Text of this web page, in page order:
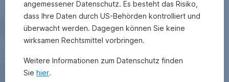
angemessener Datenschutz. Es besteht das Risiko,
dass Ihre Daten durch US-Behörden kontrolliert und
überwacht werden. Dagegen können Sie keine
wirksamen Rechtsmittel vorbringen.
Weitere Informationen zum Datenschutz finden
Sie hier.